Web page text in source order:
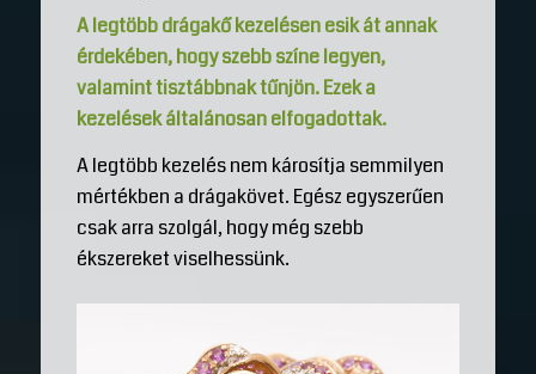
A legtöbb drágakő kezelésen esik át annak
érdekében, hogy szebb színe legyen,
valamint tisztábbnak tűnjön. Ezek a
kezelések általánosan elfogadottak.
A legtöbb kezelés nem károsítja semmilyen
mértékben a drágakövet. Egész egyszerűen
csak arra szolgál, hogy még szebb
ékszereket viselhessünk.